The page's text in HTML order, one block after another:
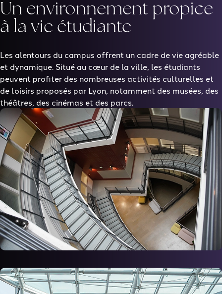
Un environnement propice
à la vie étudiante
Les alentours du campus offrent un cadre de vie agréable
et dynamique. Situé au cœur de la ville, les étudiants
peuvent profiter des nombreuses activités culturelles et
de loisirs proposés par Lyon, notamment des musées, des
théâtres, des cinémas et des parcs.